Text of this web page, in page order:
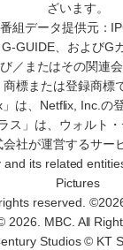
ざいます。
番組データ提供元：
GUIDE、およびG
／またはその関連
商標または登録商標
」は、Netflix, Inc.の
ス」は、ウォルト
会社が運営するサー
its related
Pictures
reserved.
2026. MBC. All
Studios © KT